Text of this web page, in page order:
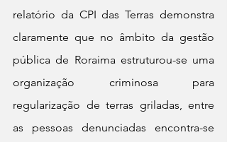
relatório da CPI das Terras demonstra
claramente que no âmbito da gestão
pública de Roraima estruturou-se uma
organização criminosa para
regularização de terras griladas, entre
as pessoas denunciadas encontra-se